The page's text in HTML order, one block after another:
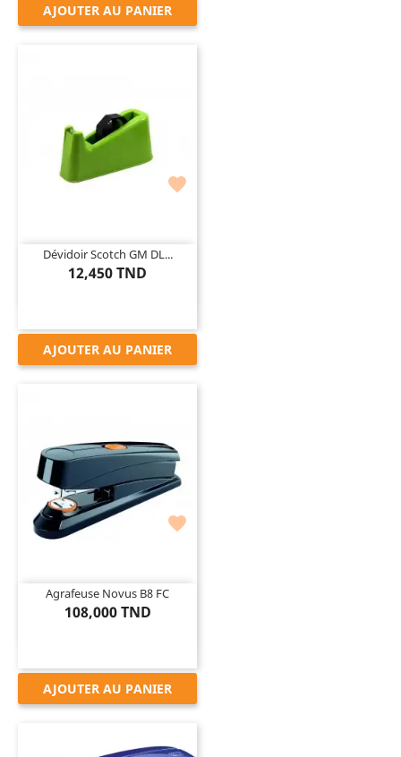
AJOUTER AU PANIER

Dévidoir Scotch GM DL...
12,450 TND
AJOUTER AU PANIER

Agrafeuse Novus B8 FC
108,000 TND
AJOUTER AU PANIER